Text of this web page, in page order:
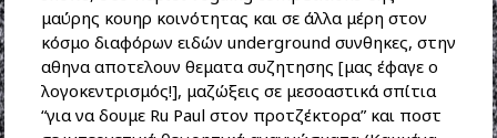
μαύρης κουηρ κοινότητας και σε άλλα μέρη στον
κόσμο διαφόρων ειδών underground συνθηκες, στην
αθηνα αποτελουν θεματα συζητησης [μας έφαγε ο
λογοκεντρισμός!], μαζώξεις σε μεσοαστικά σπίτια
“για να δουμε Ru Paul στον προτζέκτορα” και ποστ